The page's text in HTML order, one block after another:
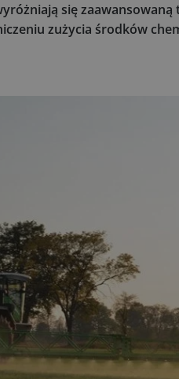
się
zużycia środków